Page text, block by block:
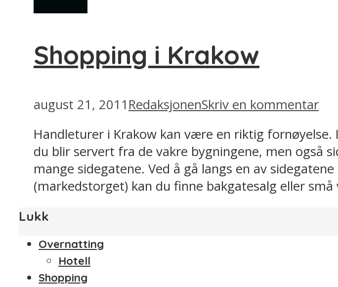
Shopping i Krakow
august 21, 2011 RedaksjonenSkriv en kommentar
Handleturer i Krakow kan være en riktig
du blir servert fra de vakre bygningene, men også
mange sidegatene. Ved å gå langs en av
(markedstorget) kan du finne bakgatesalg eller
Lukk
Overnatting
Hotell
Shopping